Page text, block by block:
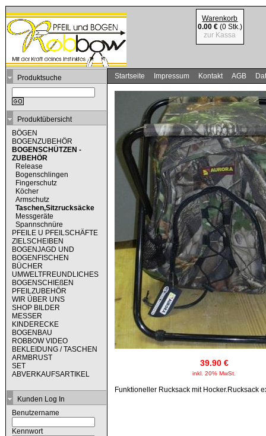
Warenkorb
0.00 € (0 Stk.)
zur Kassa
Produktsuche
Produktübersicht
BÖGEN
BOGENZUBEHÖR
BOGENSCHÜTZEN -
ZUBEHÖR
Release
Bogenschlingen
Fingerschutz
Köcher
Armschutz
Taschen,Sitzrucksäcke
Messgeräte
Spannschnüre
PFEILE U PFEILSCHÄFTE
ZIELSCHEIBEN
BOGENJAGD UND
BOGENFISCHEN
BÜCHER
UMWELTFREUNDLICHES
BOGENSCHIEßEN
PFEILZUBEHÖR
WIR ÜBER UNS
SHOP BILDER
MESSER
KINDERECKE
BOGENBAU
ROBBOW VIDEO
BEKLEIDUNG / TASCHEN
ARMBRUST
SET
ABVERKAUFSARTIKEL
Kunden Log In
Benutzername
Kennwort
Startseite Impressum Kontakt AGB
39.90 €
inkl. 20% MwSt.
Funktioneller Rucksack mit Hocker.Rucksack